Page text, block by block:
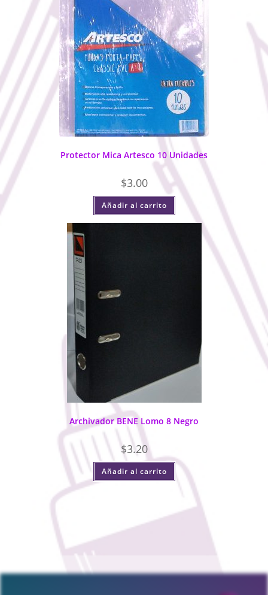
Protector Mica Artesco 10 Unidades
$3.00
Añadir al carrito
Archivador BENE Lomo 8 Negro
$3.20
Añadir al carrito